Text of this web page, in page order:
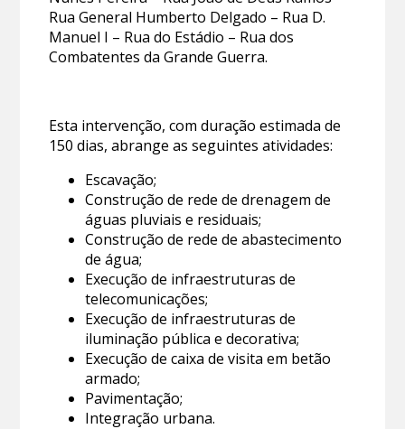
Rua General Humberto Delgado – Rua D.
Manuel I – Rua do Estádio – Rua dos
Combatentes da Grande Guerra.
Esta intervenção, com duração estimada de
150 dias, abrange as seguintes atividades:
Escavação;
Construção de rede de drenagem de
águas pluviais e residuais;
Construção de rede de abastecimento
de água;
Execução de infraestruturas de
telecomunicações;
Execução de infraestruturas de
iluminação pública e decorativa;
Execução de caixa de visita em betão
armado;
Pavimentação;
Integração urbana.